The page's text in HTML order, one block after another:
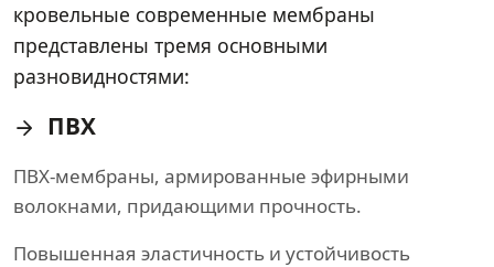
кровельные современные мембраны
представлены тремя основными
разновидностями:
ПВХ
ПВХ-мембраны, армированные эфирными
волокнами, придающими прочность.
Повышенная эластичность и устойчивость